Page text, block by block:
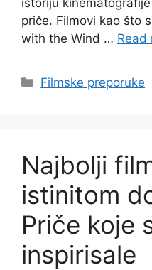
priče. Filmovi kao što
with the Wind … Read
Categories
Filmske preporuke
Najbolji
istinitom
Priče koje
inspirisale